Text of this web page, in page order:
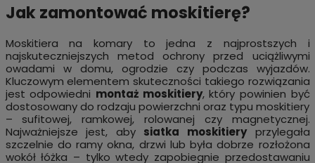
Jak zamontować moskitierę?
Moskitiera na komary to jedna z najprostszych i
najskuteczniejszych metod ochrony przed uciążliwymi
owadami w domu, ogrodzie czy podczas wyjazdów.
Kluczowym elementem skuteczności takiego rozwiązania
jest odpowiedni montaż moskitiery, który powinien być
dostosowany do rodzaju powierzchni oraz typu moskitiery
– sufitowej, ramkowej, rolowanej czy magnetycznej.
Najważniejsze jest, aby siatka moskitieryprzylegała
szczelnie do ramy okna, drzwi lub była dobrze rozłożona
wokół łóżka – tylko wtedy zapobiegnie przedostawaniu